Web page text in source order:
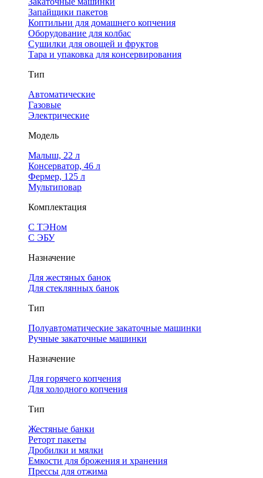
Запайщики пакетов
Коптильни для домашнего копчения
Оборудование для колбас
Сушилки для овощей и фруктов
Тара и упаковка для консервирования
Тип
Автоматические
Газовые
Электрические
Модель
Малыш, 22 л
Консерватор, 46 л
Фермер, 125 л
Мультиповар
Комплектация
С ТЭНом
С ЭБУ
Назначение
Для жестяных банок
Для стеклянных банок
Тип
Полуавтоматические закаточные машинки
Ручные закаточные машинки
Назначение
Для горячего копчения
Для холодного копчения
Тип
Жестяные банки
Реторт пакеты
Дробилки и мялки
Емкости для брожения и хранения
Прессы для отжима